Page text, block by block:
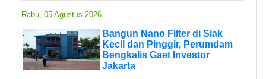
Rabu, 05 Agustus 2026
Bangun Nano Filter di Siak
Kecil dan Pinggir, Perumdam
Bengkalis Gaet Investor
Jakarta